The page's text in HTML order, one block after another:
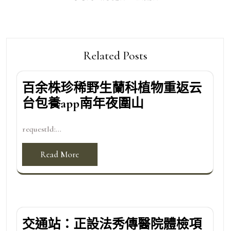
Related Posts
百余株珍稀野生蘭科植物重返云
台包養app南年夜圍山
requestId:...
Read More
交通站：正設法秀傳醫院體檢項